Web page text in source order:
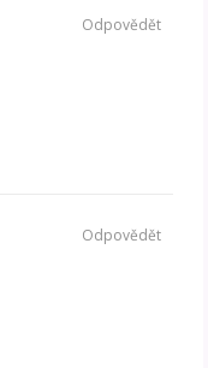
Odpovědět
Odpovědět